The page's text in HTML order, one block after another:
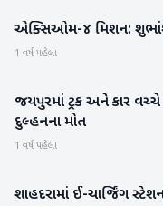
રાષ્ટ્રીય
એક્સિઓમ-૪ મિશન:
1 વર્ષ પહેલા
રાષ્ટ્રીય
જયપુરમાં ટ્રક અને કાર વચ્ચે
દુલ્હનના મોત
1 વર્ષ પહેલા
રાષ્ટ્રીય
શાહદરામાં ઈ-ચાર્જિંગ